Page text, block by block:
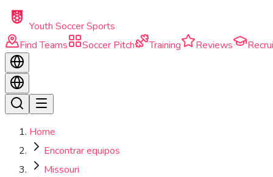
Skip to main content
Youth Soccer Sports
Find Teams
Soccer Pitch Training Reviews
Home
Encontrar equipos
Missouri